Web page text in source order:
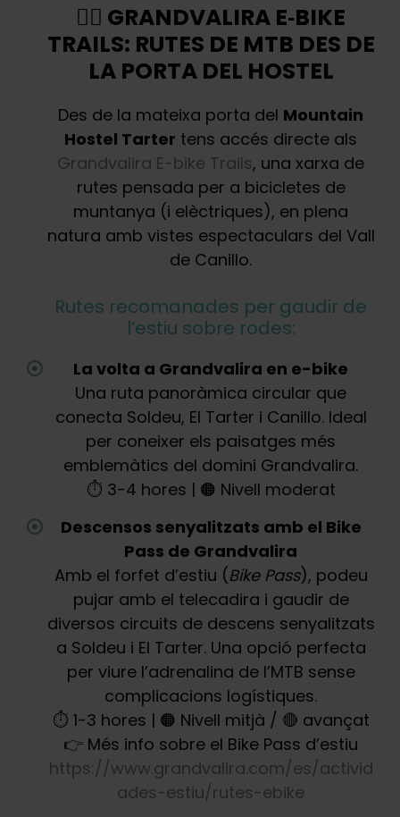
🚴‍♂️ GRANDVALIRA E‑BIKE
TRAILS: RUTES DE MTB DES DE
LA PORTA DEL HOSTEL
Des de la mateixa porta del Mountain
Hostel Tarter tens accés directe als
Grandvalira E-bike Trails, una xarxa de
rutes pensada per a bicicletes de
muntanya (i elèctriques), en plena
natura amb vistes espectaculars del Vall
de Canillo.
Rutes recomanades per gaudir de
l’estiu sobre rodes:
La volta a Grandvalira en e-bike
Una ruta panoràmica circular que
conecta Soldeu, El Tarter i Canillo. Ideal
per coneixer els paisatges més
emblemàtics del domini Grandvalira.
⏱️ 3-4 hores | 🟠 Nivell moderat
Descensos senyalitzats amb el Bike
Pass de Grandvalira
Amb el forfet d’estiu (Bike Pass), podeu
pujar amb el telecadira i gaudir de
diversos circuits de descens senyalitzats
a Soldeu i El Tarter. Una opció perfecta
per viure l’adrenalina de l’MTB sense
complicacions logístiques.
⏱️ 1-3 hores | 🟠 Nivell mitjà / 🔴 avançat
👉 Més info sobre el Bike Pass d’estiu
https://www.grandvalira.com/es/activid
ades-estiu/rutes-ebike